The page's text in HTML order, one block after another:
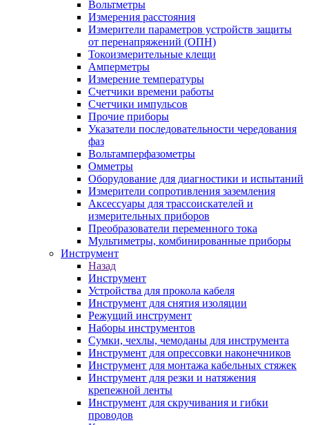
Вольтметры
Измерения расстояния
Измерители параметров устройств защиты
от перенапряжений (ОПН)
Токоизмерительные клещи
Амперметры
Измерение температуры
Счетчики времени работы
Счетчики импульсов
Прочие приборы
Указатели последовательности чередования
фаз
Вольтамперфазометры
Омметры
Оборудование для диагностики и испытаний
Измерители сопротивления заземления
Аксессуары для трассоискателей и
измерительных приборов
Преобразователи переменного тока
Мультиметры, комбинированные приборы
Инструмент
Назад
Инструмент
Устройства для прокола кабеля
Инструмент для снятия изоляции
Режущий инструмент
Наборы инструментов
Сумки, чехлы, чемоданы для инструмента
Инструмент для опрессовки наконечников
Инструмент для монтажа кабельных стяжек
Инструмент для резки и натяжения
крепежной ленты
Инструмент для скручивания и гибки
проводов